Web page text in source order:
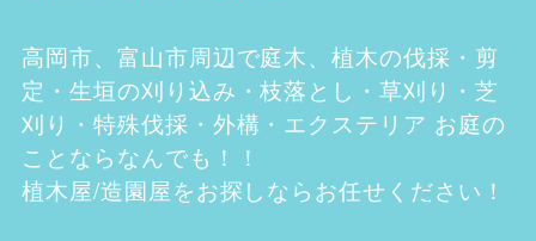
高岡市、富山市周辺で庭木、植木の伐採・剪
定・生垣の刈り込み・枝落とし・草刈り・芝
刈り・特殊伐採・外構・エクステリア お庭の
ことならなんでも！！
植木屋/造園屋をお探しならお任せください！